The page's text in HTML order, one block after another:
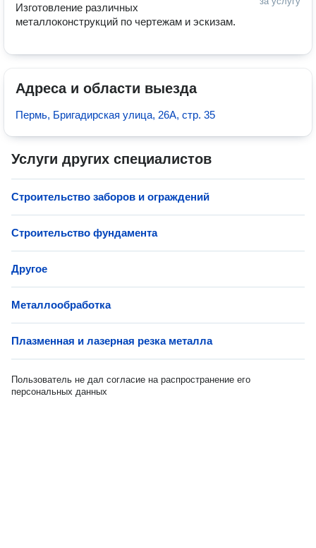
Изготовление различных
металлоконструкций по чертежам и эскизам.
Адреса и области выезда
Пермь, Бригадирская улица, 26А, стр. 35
Услуги других специалистов
Строительство заборов и ограждений
Строительство фундамента
Другое
Металлообработка
Плазменная и лазерная резка металла
Пользователь не дал согласие на распространение его
персональных данных